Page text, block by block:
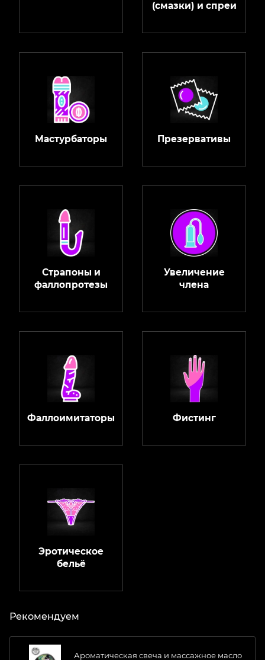
(смазки) и спреи
Мастурбаторы Презервативы
Страпоны и
фаллопротезы
Увеличение
члена
Фаллоимитаторы Фистинг
Эротическое
бельё
Рекомендуем
Ароматическая свеча и массажное масло